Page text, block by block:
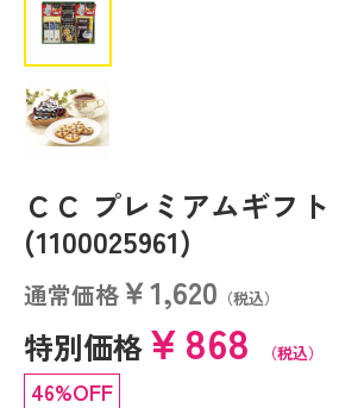
ＣＣ プレミアムギフト
(1100025961)
通常価格￥1,620 （税込）
特別価格￥868 （税込）
46%OFF